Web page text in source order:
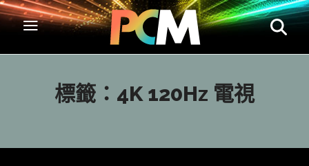
標籤： 4K 120Hz 電視